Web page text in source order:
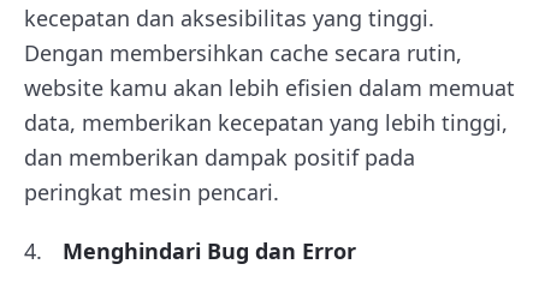
kecepatan dan aksesibilitas yang tinggi.
Dengan membersihkan cache secara rutin,
website kamu akan lebih efisien dalam memuat
data, memberikan kecepatan yang lebih tinggi,
dan memberikan dampak positif pada
peringkat mesin pencari.
Menghindari Bug dan Error